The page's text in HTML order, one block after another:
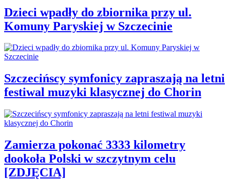
Dzieci wpadły do zbiornika przy ul.
Komuny Paryskiej w Szczecinie
Szczecińscy symfonicy zapraszają na letni
festiwal muzyki klasycznej do Chorin
Zamierza pokonać 3333 kilometry
dookoła Polski w szczytnym celu
[ZDJĘCIA]